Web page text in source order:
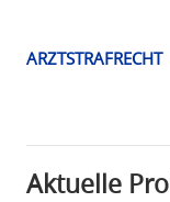
Kategorie:
ARZTSTRAFRECHT
Aktuelle